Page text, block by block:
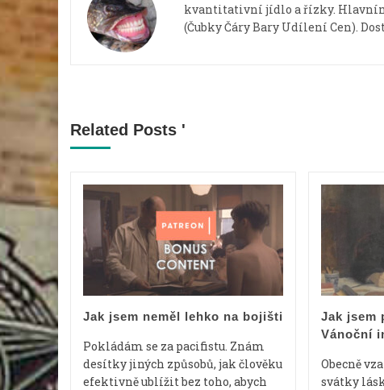
kvantitativní jídlo a řízky. Hlavním
(Čubky Čáry Bary Udílení Cen).
Related Posts '
More
Jak jsem neměl lehko na bojišti
Pokládám se za pacifistu. Znám
desítky jiných způsobů, jak člověku
efektivně ublížit bez toho, abych
Jak jsem
Vánoční
Obecně
svátky